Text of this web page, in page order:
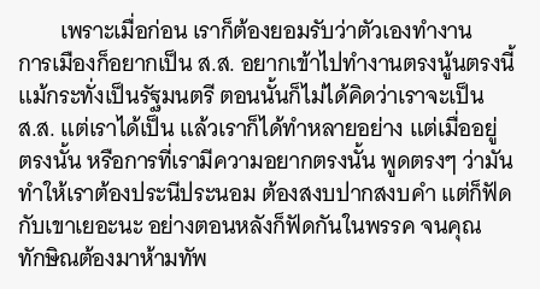
เพราะเมื่อก่อน เราก็ต้องยอมรับว่าตัวเองทำงาน
การเมืองก็อยากเป็น ส.ส. อยากเข้าไปทำงานตรงนู้นตรงนี้
แม้กระทั่งเป็นรัฐมนตรี ตอนนั้นก็ไม่ได้คิดว่าเราจะเป็น
ส.ส. แต่เราได้เป็น แล้วเราก็ได้ทำหลายอย่าง แต่เมื่ออยู่
ตรงนั้น หรือการที่เรามีความอยากตรงนั้น พูดตรงๆ ว่ามัน
ทำให้เราต้องประนีประนอม ต้องสงบปากสงบคำ แต่ก็ฟัด
กับเขาเยอะนะ อย่างตอนหลังก็ฟัดกันในพรรค จนคุณ
ทักษิณต้องมาห้ามทัพ